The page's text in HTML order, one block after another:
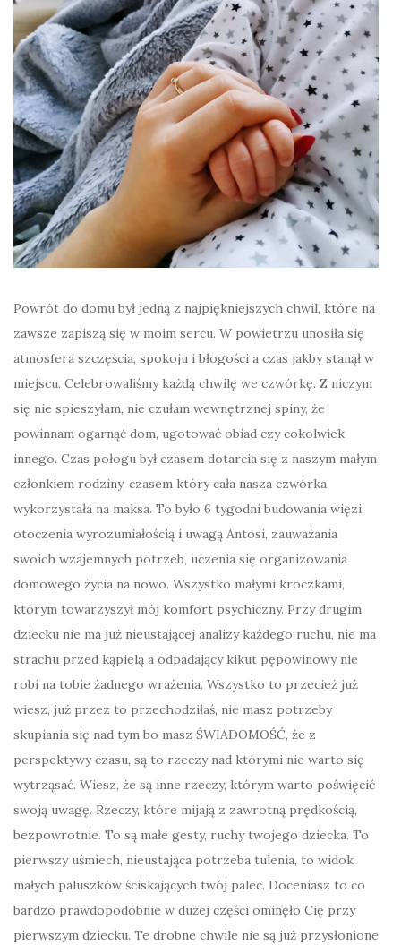
Powrót do domu był jedną z najpiękniejszych chwil, które na
zawsze zapiszą się w moim sercu. W powietrzu unosiła się
atmosfera szczęścia, spokoju i błogości a czas jakby stanął w
miejscu. Celebrowaliśmy każdą chwilę we czwórkę. Z niczym
się nie spieszyłam, nie czułam wewnętrznej spiny, że
powinnam ogarnąć dom, ugotować obiad czy cokolwiek
innego. Czas połogu był czasem dotarcia się z naszym małym
członkiem rodziny, czasem który cała nasza czwórka
wykorzystała na maksa. To było 6 tygodni budowania więzi,
otoczenia wyrozumiałością i uwagą Antosi, zauważania
swoich wzajemnych potrzeb, uczenia się organizowania
domowego życia na nowo. Wszystko małymi kroczkami,
którym towarzyszył mój komfort psychiczny. Przy drugim
dziecku nie ma już nieustającej analizy każdego ruchu, nie ma
strachu przed kąpielą a odpadający kikut pępowinowy nie
robi na tobie żadnego wrażenia. Wszystko to przecież już
wiesz, już przez to przechodziłaś, nie masz potrzeby
skupiania się nad tym bo masz ŚWIADOMOŚĆ, że z
perspektywy czasu, są to rzeczy nad którymi nie warto się
wytrząsać. Wiesz, że są inne rzeczy, którym warto poświęcić
swoją uwagę. Rzeczy, które mijają z zawrotną prędkością,
bezpowrotnie. To są małe gesty, ruchy twojego dziecka. To
pierwszy uśmiech, nieustająca potrzeba tulenia, to widok
małych paluszków ściskających twój palec. Doceniasz to co
bardzo prawdopodobnie w dużej części ominęło Cię przy
pierwszym dziecku. Te drobne chwile nie są już przysłonione